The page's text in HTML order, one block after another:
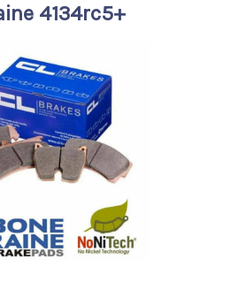
4134rc5+